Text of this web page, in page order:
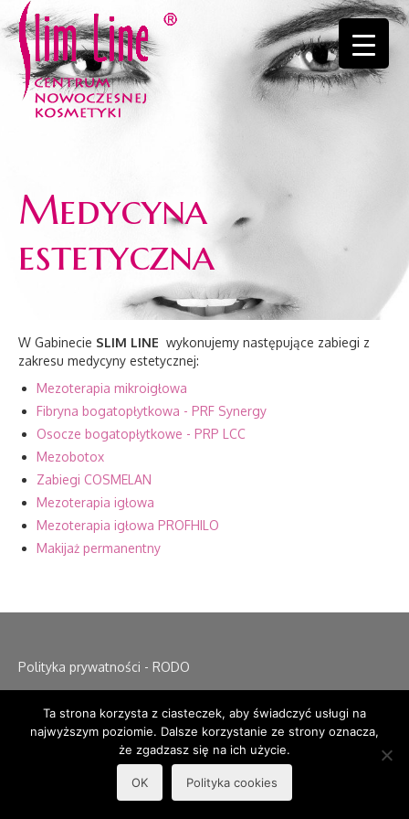
Medycyna
estetyczna
W Gabinecie SLIM LINE wykonujemy następujące zabiegi z
zakresu medycyny estetycznej:
Mezoterapia mikroigłowa
Fibryna bogatopłytkowa - PRF Synergy
Osocze bogatopłytkowe - PRP LCC
Mezobotox
Zabiegi COSMELAN
Mezoterapia igłowa
Mezoterapia igłowa PROFHILO
Makijaż permanentny
Polityka prywatności - RODO
Ta strona korzysta z ciasteczek, aby świadczyć usługi na
najwyższym poziomie. Dalsze korzystanie ze strony oznacza,
że zgadzasz się na ich użycie.
OK Polityka cookies